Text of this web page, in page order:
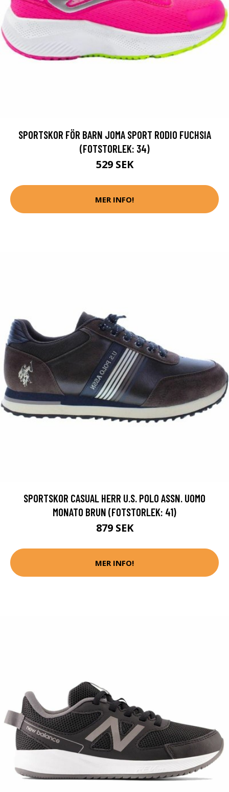
SPORTSKOR FÖR BARN JOMA SPORT RODIO FUCHSIA
(FOTSTORLEK: 34)
529 SEK
MER INFO!
SPORTSKOR CASUAL HERR U.S. POLO ASSN. UOMO
MONATO BRUN (FOTSTORLEK: 41)
879 SEK
MER INFO!